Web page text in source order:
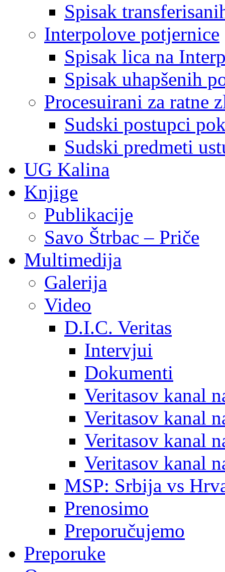
Spisak
Interpolove potjernice
Spisak lica na
Spisak uhapšenih
Procesuirani za ratne
Sudski postupci
Sudski predmeti
UG Kalina
Knjige
Publikacije
Savo Štrbac – Priče
Multimedija
Galerija
Video
D.I.C. Veritas
Intervjui
Dokumenti
Veritasov kanal
Veritasov kanal
Veritasov kanal
Veritasov kanal
MSP: Srbija vs
Prenosimo
Preporučujemo
Preporuke